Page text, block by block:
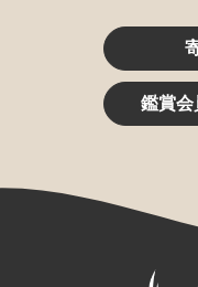
鑑賞会